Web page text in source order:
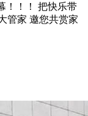
！！！ 把快乐带
管家 邀您共赏家